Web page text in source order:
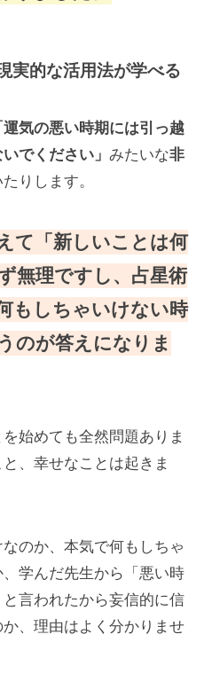
実的な活用法が学べる
運気の悪い時期には引っ越
でください」 みたいな非
りします。
て「新しいことは何
無理ですし、占星術
もしちゃいけない時
のが答えになりま
始めても全然問題ありま
、幸せなことは起きま
のか、本気で何もしちゃ
学んだ先生から「悪い時
言われたから妄信的に信
、理由はよく分かりませ